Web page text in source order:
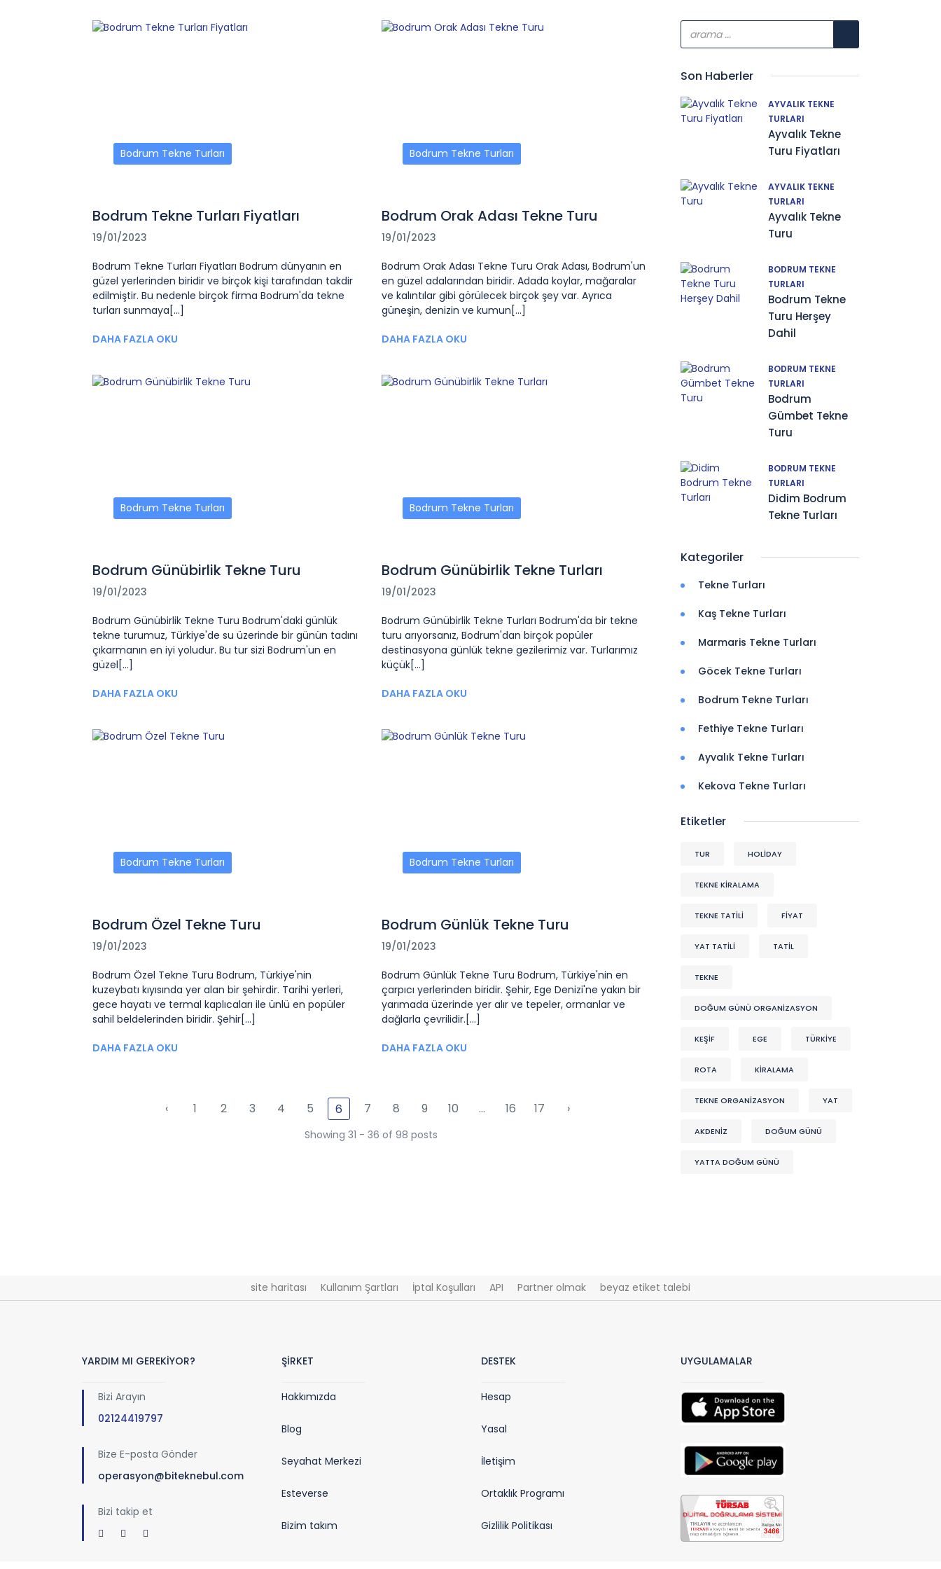
Bodrum Tekne Turları
Bodrum Tekne Turları Fiyatları
19/01/2023
Bodrum Tekne Turları Fiyatları Bodrum dünyanın en
güzel yerlerinden biridir ve birçok kişi tarafından takdir
edilmiştir. Bu nedenle birçok firma Bodrum'da tekne
turları sunmaya[...]
DAHA FAZLA OKU
Bodrum Tekne Turları
Bodrum Orak Adası Tekne Turu
19/01/2023
Bodrum Orak Adası Tekne Turu Orak Adası, Bodrum'un
en güzel adalarından biridir. Adada koylar, mağaralar
ve kalıntılar gibi görülecek birçok şey var. Ayrıca
güneşin, denizin ve kumun[...]
DAHA FAZLA OKU
Bodrum Tekne Turları
Bodrum Günübirlik Tekne Turu
19/01/2023
Bodrum Günübirlik Tekne Turu Bodrum'daki günlük
tekne turumuz, Türkiye'de su üzerinde bir günün tadını
çıkarmanın en iyi yoludur. Bu tur sizi Bodrum'un en
güzel[...]
DAHA FAZLA OKU
Bodrum Tekne Turları
Bodrum Günübirlik Tekne Turları
19/01/2023
Bodrum Günübirlik Tekne Turları Bodrum'da bir tekne
turu arıyorsanız, Bodrum'dan birçok popüler
destinasyona günlük tekne gezilerimiz var. Turlarımız
küçük[...]
DAHA FAZLA OKU
Bodrum Tekne Turları
Bodrum Özel Tekne Turu
19/01/2023
Bodrum Özel Tekne Turu Bodrum, Türkiye'nin
kuzeybatı kıyısında yer alan bir şehirdir. Tarihi yerleri,
gece hayatı ve termal kaplıcaları ile ünlü en popüler
sahil beldelerinden biridir. Şehir[...]
DAHA FAZLA OKU
Bodrum Tekne Turları
Bodrum Günlük Tekne Turu
19/01/2023
Bodrum Günlük Tekne Turu Bodrum, Türkiye'nin en
çarpıcı yerlerinden biridir. Şehir, Ege Denizi'ne yakın bir
yarımada üzerinde yer alır ve tepeler, ormanlar ve
dağlarla çevrilidir.[...]
DAHA FAZLA OKU
‹ 1 2 3 4 5 6 7 8 9 10 ... 16 17 ›
Showing 31 - 36 of 98 posts
Son Haberler
AYVALIK TEKNE
TURLARI
Ayvalık Tekne
Turu Fiyatları
AYVALIK TEKNE
TURLARI
Ayvalık Tekne
Turu
BODRUM TEKNE
TURLARI
Bodrum Tekne
Turu Herşey
Dahil
BODRUM TEKNE
TURLARI
Bodrum
Gümbet Tekne
Turu
BODRUM TEKNE
TURLARI
Didim Bodrum
Tekne Turları
Kategoriler
Tekne Turları
Kaş Tekne Turları
Marmaris Tekne Turları
Göcek Tekne Turları
Bodrum Tekne Turları
Fethiye Tekne Turları
Ayvalık Tekne Turları
Kekova Tekne Turları
Etiketler
TUR HOLİDAY
TEKNE KİRALAMA
TEKNE TATİLİ FİYAT
YAT TATİLİ TATİL
TEKNE
DOĞUM GÜNÜ ORGANIZASYON
KEŞIF EGE TÜRKİYE
ROTA KİRALAMA
TEKNE ORGANIZASYON YAT
AKDENIZ DOĞUM GÜNÜ
YATTA DOĞUM GÜNÜ
site haritası Kullanım Şartları İptal Koşulları API Partner olmak beyaz etiket talebi
YARDIM MI GEREKİYOR?
Bizi Arayın
02124419797
Bize E-posta Gönder
operasyon@biteknebul.com
Bizi takip et
ŞİRKET
Hakkımızda
Blog
Seyahat Merkezi
Esteverse
Bizim takım
DESTEK
Hesap
Yasal
İletişim
Ortaklık Programı
Gizlilik Politikası
UYGULAMALAR